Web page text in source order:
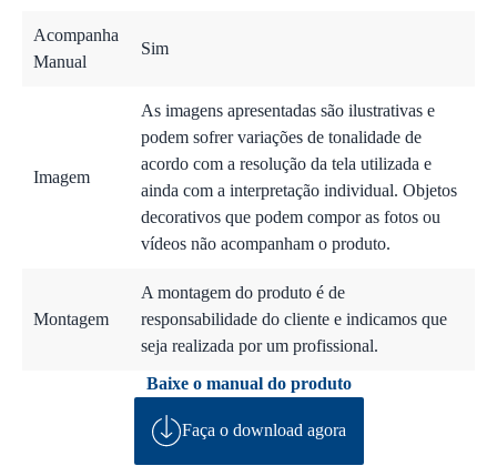
Acompanha
Manual
Sim
Imagem
As imagens apresentadas são ilustrativas e
podem sofrer variações de tonalidade de
acordo com a resolução da tela utilizada e
ainda com a interpretação individual. Objetos
decorativos que podem compor as fotos ou
vídeos não acompanham o produto.
Montagem
A montagem do produto é de
responsabilidade do cliente e indicamos que
seja realizada por um profissional.
Baixe o manual do produto
Faça o download agora